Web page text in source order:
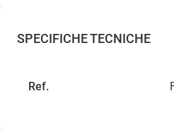
SPECIFICHE TECNICHE
Ref.